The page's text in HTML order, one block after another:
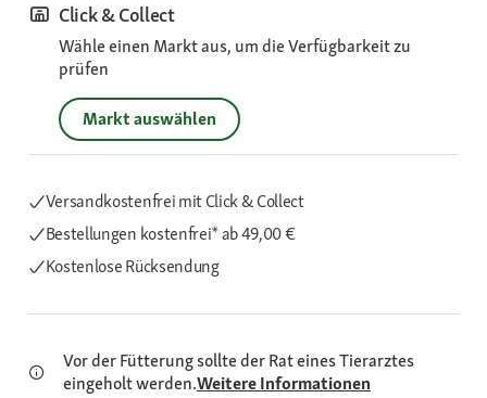
Click & Collect
Wähle einen Markt aus, um die Verfügbarkeit zu
prüfen
Markt auswählen
Versandkostenfrei mit Click & Collect
Bestellungen kostenfrei*ab 49,00 €
Kostenlose Rücksendung
Vor der Fütterung sollte der Rat eines Tierarztes
eingeholt werden.Weitere Informationen